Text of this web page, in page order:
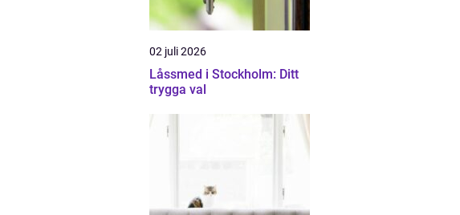
02 juli 2026
Låssmed i Stockholm: Ditt
trygga val